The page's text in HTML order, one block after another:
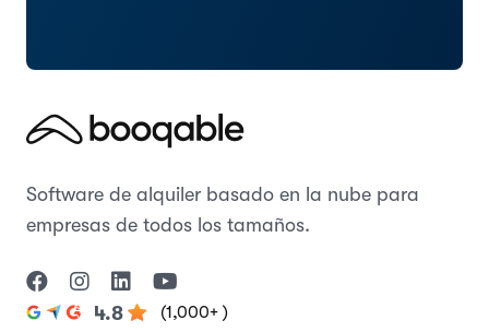
Software de alquiler basado en la nube para
empresas de todos los tamaños.
4.8 (1,000+ )